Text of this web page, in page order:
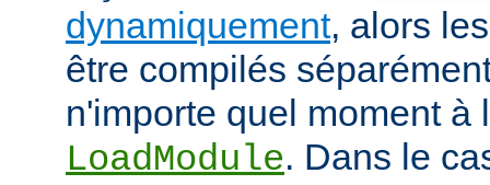
dynamiquement, alors
être compilés
n'importe quel moment à
LoadModule. Dans le